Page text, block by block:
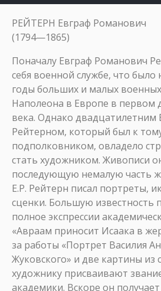
РЕЙТЕРН Евграф Романович
(1794—1865)
Поначалу Евграф Романович
себя военной службе, что
годы больших и малых
Наполеона в Европе в первом
века. Однако двадцатилетним
Рейтерном, который был к
подполковником, овладело
стать художником. Живописи
последующую немалую часть
Е.Р. Рейтерн писал портреты,
сценки. Большую известность
полное экспрессии
«Авраам приносит Исаака в
за работы «Портрет Василия
Жуковского» и две картины из
художнику присваивают
академики. Вскоре он